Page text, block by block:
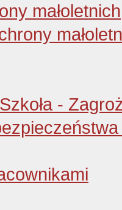
małoletnich
-